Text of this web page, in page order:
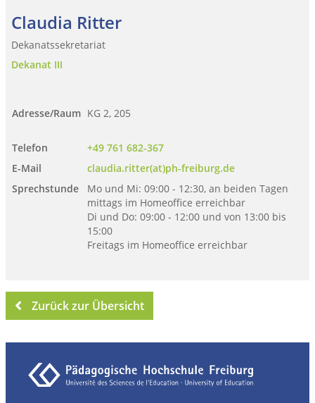
Claudia Ritter
Dekanatssekretariat
Dekanat III
Adresse/Raum KG 2, 205
Telefon
+49 761 682-367
E-Mail
claudia.ritter(at)ph-freiburg.de
Sprechstunde
Mo und Mi: 09:00 - 12:30, an beiden Tagen
mittags im Homeoffice erreichbar
Di und Do: 09:00 - 12:00 und von 13:00 bis
15:00
Freitags im Homeoffice erreichbar
Zurück zur Übersicht